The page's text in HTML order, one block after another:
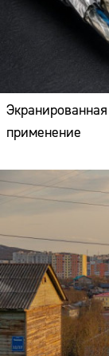
применение